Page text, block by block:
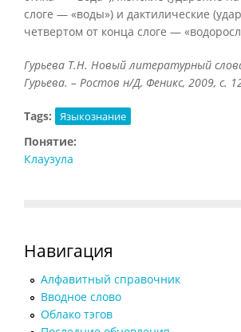
слоге — «воды») и дактилические
четвертом от конца слоге —
Гурьева Т.Н. Новый литературный
Гурьева. – Ростов н/Д, Феникс, 2009, с.
Tags: Языкознание
Понятие:
Клаузула
Навигация
Алфавитный справочник
Вводное слово
Облако тэгов